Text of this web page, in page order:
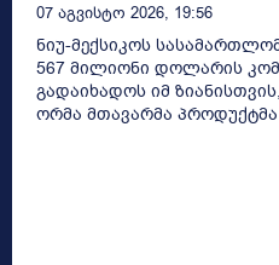
07 Აგვისტო 2026, 19:56
ნიუ-მექსიკოს
567 მილიონი დოლარის
გადაიხადოს იმ
ორმა მთავარმა